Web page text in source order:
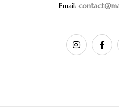
Email: